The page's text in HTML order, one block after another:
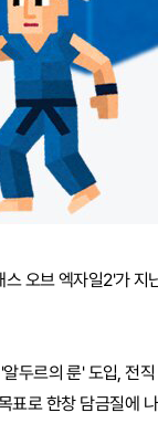
스 오브 엑자일2'가 지
두르의 룬' 도입, 전
표로 한창 담금질에